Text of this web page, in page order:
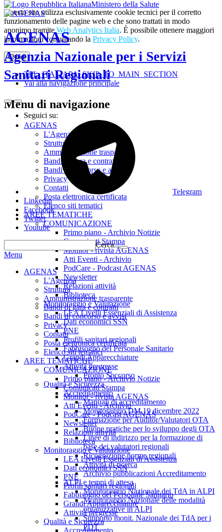
Questo sito utilizza esclusivamente cookie tecnici per il corretto
funzionamento delle pagine web e che sono trattati in modo
anonimo tramite Web Analytics Italia. È possibile ottenere maggiori
informazioni consultando la Privacy Policy.
Chiudi
TPL_ITALIAPA_SKIP_TO_MAIN_SECTION
Vai alla navigazione principale
Ministero della Salute
AGENAS
Agenzia Nazionale per i Servizi
Sanitari Regionali
Seguici su:
Telegram
Linkedin
Facebook
Twitter
Youtube
Cerca...
Menu
AGENAS
L'Agenzia
Struttura
Amministrazione trasparente
Bandi di gara e contratti
Bandi di concorso e avvisi
Privacy
Contatti
Posta elettronica certificata
Elenco siti tematici
AREE TEMATICHE
COMUNICAZIONE
Primo piano - Archivio Notizie
Comunicati Stampa
Monitor - rivista AGENAS
Atti Eventi - Archivio
PodCare - Podcast AGENAS
Newsletter
Relazioni attività
Biblioteca
Monitoraggio e Valutazione
LEA Livelli Essenziali di Assistenza
Dati economici SSN
PNE
Profili sanitari regionali
Fabbisogno del Personale Sanitario
Grandi Apparecchiature
Attività pregresse
Qualità e Sicurezza
Accreditamento
Menu di navigazione
AGENAS
L'Agenzia
Struttura
Amministrazione trasparente
Bandi di gara e contratti
Bandi di concorso e avvisi
Privacy
Contatti
Posta elettronica certificata
Elenco siti tematici
AREE TEMATICHE
COMUNICAZIONE
Primo piano - Archivio Notizie
Comunicati Stampa
Monitor - rivista AGENAS
Atti Eventi - Archivio
PodCare - Podcast AGENAS
Newsletter
Relazioni attività
Biblioteca
Monitoraggio e Valutazione
LEA Livelli Essenziali di Assistenza
Dati economici SSN
PNE
Profili sanitari regionali
Fabbisogno del Personale Sanitario
Grandi Apparecchiature
Attività pregresse
Pronto Soccorso
Qualità e Sicurezza
Accreditamento
Manuali di accreditamento
Monitoraggio DM 19 dicembre 2022
Formazione per Auditor/Valutatori OTA
Buone pratiche per lo sviluppo degli OTA
Linee di indirizzo per la formazione di
base dei valutatori regionali
Ricognizione norme regionali
Attività di ricerca
Archivio pubblicazioni Accreditamento
ALPI e tempi di attesa
Monitoraggio Nazionale dei TdA in ALPI
Monitoraggio Nazionale delle modalità
organizzative in ALPI
Supporto monit. Nazionale dei TdA per i
PDT